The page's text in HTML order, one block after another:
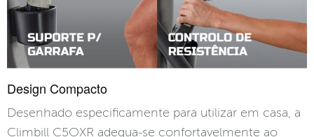
Design Compacto
Desenhado especificamente para utilizar em casa, a
Climbill C5OXR adequa-se confortavelmente ao